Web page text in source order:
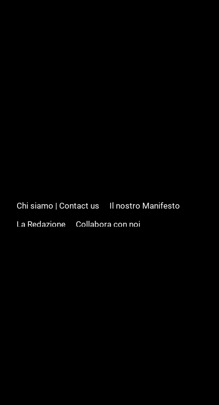
Chi siamo | Contact us
Il nostro Manifesto
La Redazione
Collabora con noi